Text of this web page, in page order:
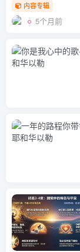
内容专辑
5个月前